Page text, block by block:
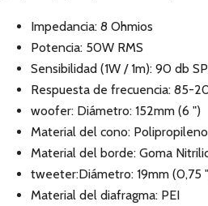
Impedancia: 8 Ohmios
Potencia: 50W RMS
Sensibilidad (1W / 1m): 90 db
Respuesta de frecuencia: 85-
woofer: Diámetro: 152mm (6 ")
Material del cono: Polipropileno
Material del borde: Goma
tweeter:Diámetro: 19mm (0,75
Material del diafragma: PEI